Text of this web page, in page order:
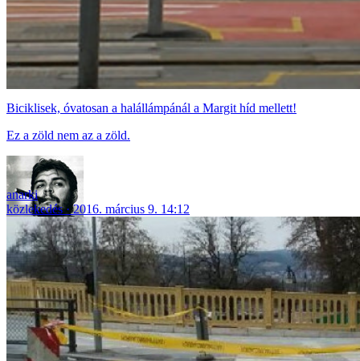
Biciklisek, óvatosan a halállámpánál a Margit híd mellett!
Ez a zöld nem az a zöld.
anarki
közlekedés
2016. március 9. 14:12